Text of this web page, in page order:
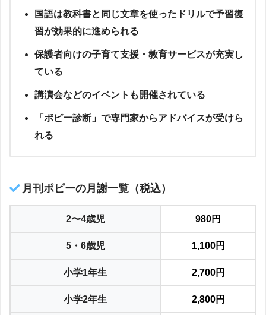
国語は教科書と同じ文章を使ったドリルで予習復
習が効果的に進められる
保護者向けの子育て支援・教育サービスが充実し
ている
講演会などのイベントも開催されている
「ポピー診断」で専門家からアドバイスが受けら
れる
月刊ポピーの月謝一覧（税込）
2〜4歳児 980円
5・6歳児 1,100円
小学1年生 2,700円
小学2年生 2,800円